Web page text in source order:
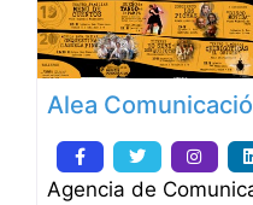
Alea
Agencia de